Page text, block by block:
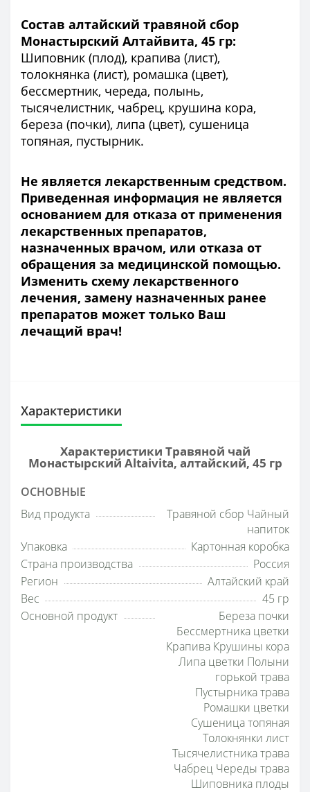
Состав алтайский травяной сбор
Монастырский Алтайвита, 45 гр:
Шиповник (плод), крапива (лист),
толокнянка (лист), ромашка (цвет),
бессмертник, череда, полынь,
тысячелистник, чабрец, крушина кора,
береза (почки), липа (цвет), сушеница
топяная, пустырник.
Не является лекарственным средством.
Приведенная информация не является
основанием для отказа от применения
лекарственных препаратов,
назначенных врачом, или отказа от
обращения за медицинской помощью.
Изменить схему лекарственного
лечения, замену назначенных ранее
препаратов может только Ваш
лечащий врач!
Характеристики
Характеристики Травяной чай
Монастырский Altaivita, алтайский, 45 гр
ОСНОВНЫЕ
Вид продукта
Травяной сбор Чайный
напиток
Упаковка
Картонная коробка
Страна производства
Россия
Регион
Алтайский край
Вес
45 гр
Основной продукт
Береза почки
Бессмертника цветки
Крапива Крушины кора
Липа цветки Полыни
горькой трава
Пустырника трава
Ромашки цветки
Сушеница топяная
Толокнянки лист
Тысячелистника трава
Чабрец Череды трава
Шиповника плоды